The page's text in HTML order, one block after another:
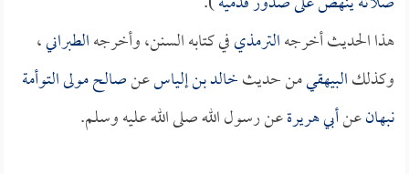
هذا الحديث أخرجهالترمذيفي كتابه السنن، وأخرجهالطبراني،
وكذلكالبيهقيمن حديثخالد بن إلياسعنصالح مولى التوأمة
نبهانعنأبي هريرةعن رسول الله صلى الله عليه وسلم.